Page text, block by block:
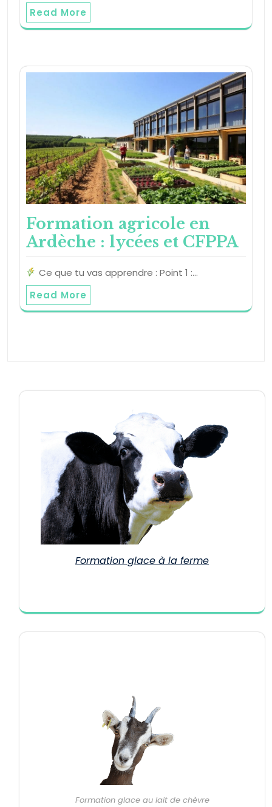
Read More
Formation agricole en
Ardèche : lycées et CFPPA
Ce que tu vas apprendre : Point 1 :…
Read More
Formation glace à la ferme
Formation glace au lait de chèvre